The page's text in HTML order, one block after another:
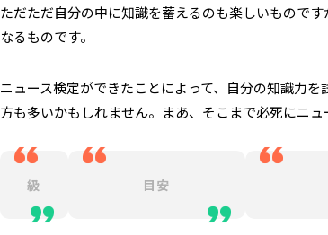
ただただ自分の中に知識を蓄えるのも楽しいもので
なるものです。
ニュース検定ができたことによって、自分の知識力
方も多いかもしれません。まあ、そこまで必死にニ
級 目安